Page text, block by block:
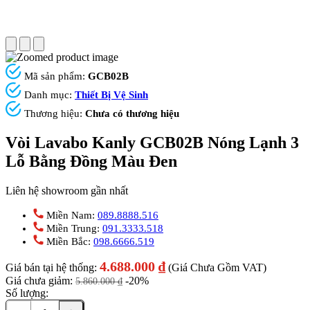
Mã sản phẩm: GCB02B
Danh mục: Thiết Bị Vệ Sinh
Thương hiệu: Chưa có thương hiệu
Vòi Lavabo Kanly GCB02B Nóng Lạnh 3
Lỗ Bằng Đồng Màu Đen
Liên hệ showroom gần nhất
Miền Nam: 089.8888.516
Miền Trung: 091.3333.518
Miền Bắc: 098.6666.519
Giá bán tại hệ thống: 4.688.000 ₫ (Giá Chưa Gồm VAT)
Giá chưa giảm: 5.860.000₫ -20%
Số lượng: